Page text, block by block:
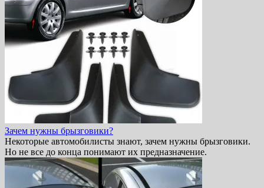
Зачем нужны брызговики?
Некоторые автомобилисты знают, зачем нужны брызговики.
Но не все до конца понимают их предназначение.